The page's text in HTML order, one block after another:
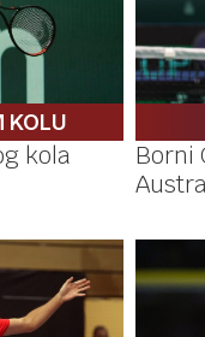
KOLU
kola
Borni